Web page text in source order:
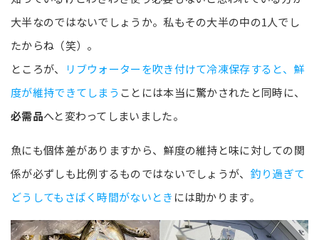
大半なのではないでしょうか。私もその大半の中の1人でし
たからね（笑）。
ところが、
リブウォーターを吹き付けて冷凍保存すると、鮮
度が維持できてしまう ことには本当に驚かされたと同時に、
必需品へと変わってしまいました。
魚にも個体差がありますから、鮮度の維持と味に対しての関
係が必ずしも比例するものではないでしょうが、 釣り過ぎて
どうしてもさばく時間がないとき には助かります。